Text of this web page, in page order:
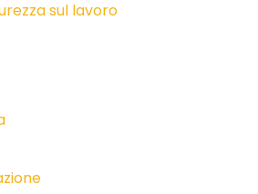
sul lavoro